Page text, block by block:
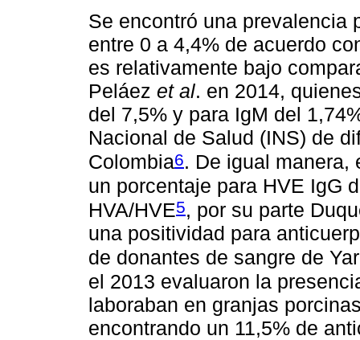
Se encontró una prevalencia
entre 0 a 4,4% de acuerdo
es relativamente bajo
Peláez et al. en 2014,
del 7,5% y para IgM del
Nacional de Salud (INS) de
Colombia6. De igual manera,
un porcentaje para HVE IgG
HVA/HVE5, por su parte
una positividad para
de donantes de sangre de
el 2013 evaluaron la
laboraban en granjas
encontrando un 11,5% de